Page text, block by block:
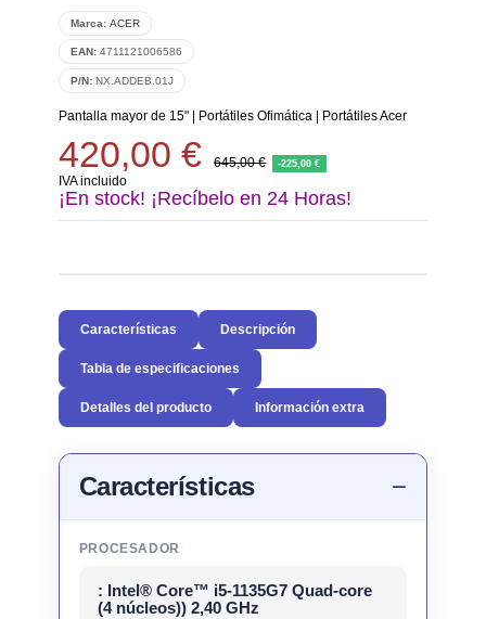
Marca: ACER
EAN: 4711121006586
P/N: NX.ADDEB.01J
Pantalla mayor de 15"| Portátiles Ofimática| Portátiles Acer
420,00 € 645,00 € -225,00 €
IVA incluido
¡En stock! ¡Recíbelo en 24 Horas!
Características Descripción
Tabla de especificaciones
Detalles del producto Información extra
Características
PROCESADOR
: Intel® Core™ i5-1135G7 Quad-core
(4 núcleos)) 2,40 GHz